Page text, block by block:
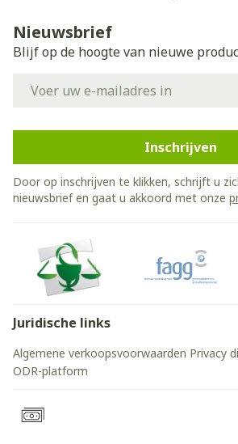
Nieuwsbrief
Blijf op de hoogte van nieuwe
Inschrijven
Door op inschrijven te klikken, schrijft u
nieuwsbrief en gaat u akkoord met onze
Juridische links
Algemene verkoopsvoorwaarden Privacy
ODR-platform